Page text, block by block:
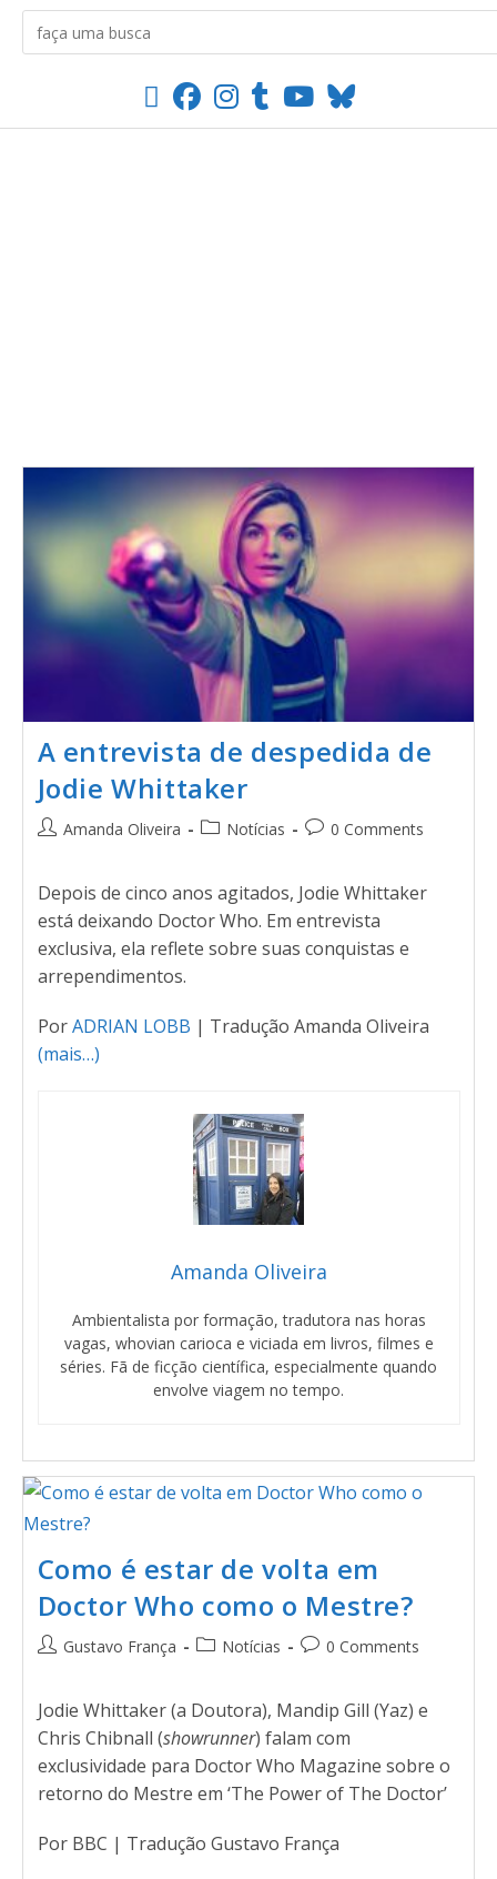
A entrevista de despedida de
Jodie Whittaker
Amanda Oliveira Notícias 0 Comments
Depois de cinco anos agitados, Jodie Whittaker
está deixando Doctor Who. Em entrevista
exclusiva, ela reflete sobre suas conquistas e
arrependimentos.
PorADRIAN LOBB | Tradução Amanda Oliveira
(mais…)
Amanda Oliveira
Ambientalista por formação, tradutora nas horas
vagas, whovian carioca e viciada em livros, filmes e
séries. Fã de ficção científica, especialmente quando
envolve viagem no tempo.
Como é estar de volta em
Doctor Who como o Mestre?
Gustavo França Notícias 0 Comments
Jodie Whittaker (a Doutora), Mandip Gill (Yaz) e
Chris Chibnall (showrunner) falam com
exclusividade para Doctor Who Magazine sobre o
retorno do Mestre em ‘The Power of The Doctor’
Por BBC | Tradução Gustavo França